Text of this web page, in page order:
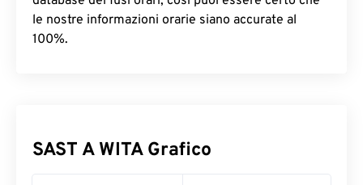
le nostre informazioni orarie siano accurate al
100%.
SAST A WITA Grafico